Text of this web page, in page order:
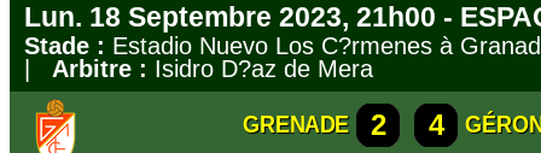
Lun. 18 Septembre 2023, 21h00 -
Stade : Estadio Nuevo Los C?rmenes à
Arbitre : Isidro D?az de Mera
GRENADE 2 4